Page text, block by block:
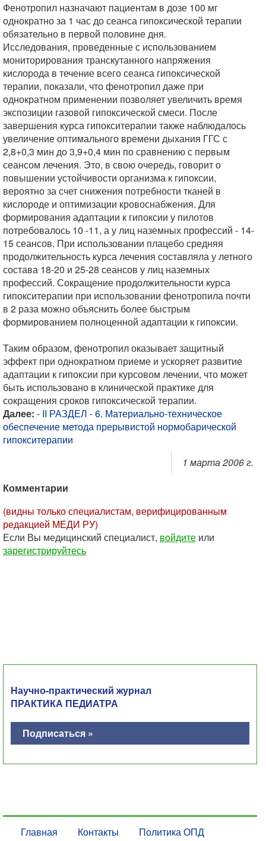
Фенотропил назначают пациентам в дозе 100 мг
однократно за 1 час до сеанса гипоксической терапии
обязательно в первой половине дня.
Исследования, проведенные с использованием
мониторирования транскутанного напряжения
кислорода в течение всего сеанса гипоксической
терапии, показали, что фенотропил даже при
однократном применении позволяет увеличить время
экспозиции газовой гипоксической смеси. После
завершения курса гипокситерапии также наблюдалось
увеличение оптимального времени дыхания ГГС с
2,8+0,3 мин до 3,9+0,4 мин по сравнению с первым
сеансом лечения. Это, в свою очередь, говорит о
повышении устойчивости организма к гипоксии,
вероятно за счет снижения потребности тканей в
кислороде и оптимизации кровоснабжения. Для
формирования адаптации к гипоксии у пилотов
потребовалось 10 -11, а у лиц наземных профессий - 14-
15 сеансов. При использовании плацебо средняя
продолжительность курса лечения составляла у летного
состава 18-20 и 25-28 сеансов у лиц наземных
профессий. Сокращение продолжительности курса
гипокситерапии при использовании фенотропила почти
в 2 раза можно объяснить более быстрым
формированием полноценной адаптации к гипоксии.
Таким образом, фенотропил оказывает защитный
эффект при однократном приеме и ускоряет развитие
адаптации к гипоксии при курсовом лечении, что может
быть использовано в клинической практике для
сокращения сроков гипоксической терапии.
Далее: - II РАЗДЕЛ - 6. Материально-техническое
обеспечение метода прерывистой нормобарической
гипокситерапии
1 марта 2006 г.
Комментарии
(видны только специалистам, верифицированным
редакцией МЕДИ РУ)
Если Вы медицинский специалист, войдите или
зарегистрируйтесь
Научно-практический журнал
ПРАКТИКА ПЕДИАТРА
Подписаться »
Главная Контакты Политика ОПД